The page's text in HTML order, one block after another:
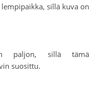
sillä kuva on
paljon, sillä tämä
suosittu.